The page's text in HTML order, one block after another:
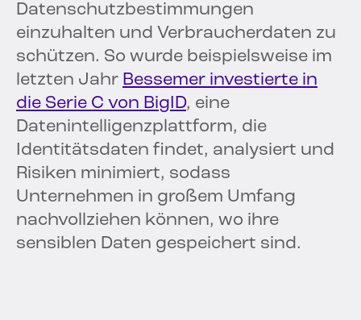
Datenschutzbestimmungen
einzuhalten und Verbraucherdaten zu
schützen. So wurde beispielsweise im
letzten Jahr Bessemer investierte in
die Serie C von BigID, eine
Datenintelligenzplattform, die
Identitätsdaten findet, analysiert und
Risiken minimiert, sodass
Unternehmen in großem Umfang
nachvollziehen können, wo ihre
sensiblen Daten gespeichert sind.